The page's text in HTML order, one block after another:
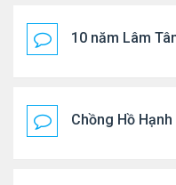
10 năm Lâm
Chồng Hồ